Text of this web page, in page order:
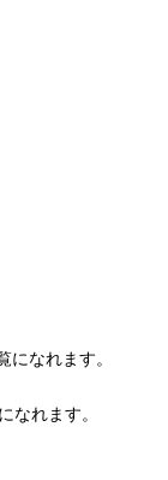
になれます。
なれます。